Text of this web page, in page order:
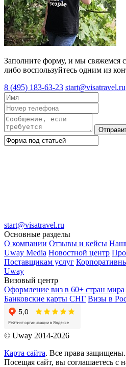
Заполните форму, и мы свяжемся
либо воспользуйтесь одним из
8 (495) 183-63-23 start@visatravel.ru
start@visatravel.ru
Основные разделы
О компании Отзывы и кейсы
Uway Media Новостной центр
Поставщикам услуг
Uway
Визовый центр
Оформление виз в 60+ стран мира
Банковские карты СНГ Визы в
© Uway 2014-2026
Карта сайта. Все права защищены.
Посещая сайт, вы соглашаетесь с